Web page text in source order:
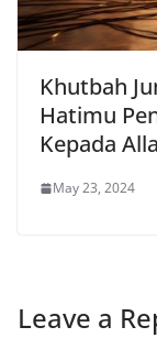
Khutbah
Hatimu
Kepada
May 23, 2024
Leave a